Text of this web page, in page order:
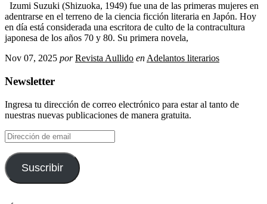
Izumi Suzuki (Shizuoka, 1949) fue una de las primeras mujeres en
adentrarse en el terreno de la ciencia ficción literaria en Japón. Hoy
en día está considerada una escritora de culto de la contracultura
japonesa de los años 70 y 80. Su primera novela,
Nov 07, 2025 por Revista Aullido en Adelantos literarios
Newsletter
Ingresa tu dirección de correo electrónico para estar al tanto de
nuestras nuevas publicaciones de manera gratuita.
Dirección
de
email
Suscribir